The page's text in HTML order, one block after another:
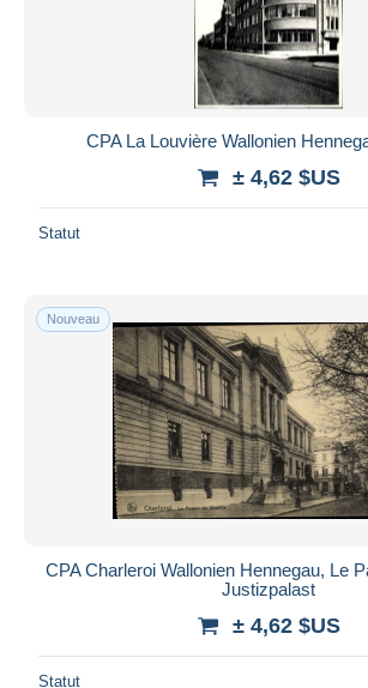
CPA La Louvière Wallonien
± 4,62 $US
Statut
Nouveau
CPA Charleroi Wallonien Hennegau, Le
Justizpalast
± 4,62 $US
Statut